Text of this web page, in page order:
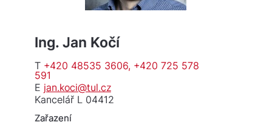
Ing. Jan Kočí
T +420 48535 3606, +420 725 578
591
E jan.koci@tul.cz
Kancelář L 04412
Zařazení